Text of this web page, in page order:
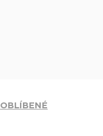
OBLÍBENÉ